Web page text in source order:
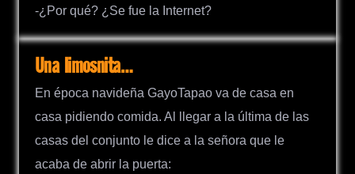
-¿Por qué? ¿Se fue la Internet?
Una limosnita…
En época navideña GayoTapao va de casa en
casa pidiendo comida. Al llegar a la última de las
casas del conjunto le dice a la señora que le
acaba de abrir la puerta: